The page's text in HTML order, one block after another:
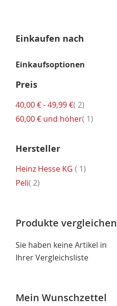
Einkaufen nach
Einkaufsoptionen
Preis
40,00 €-49,99 € 2Artikel
60,00 € und höher 1Artikel
Hersteller
Heinz Hesse KG 1Artikel
Peli 2Artikel
Produkte vergleichen
Sie haben keine Artikel in
Ihrer Vergleichsliste
Mein Wunschzettel